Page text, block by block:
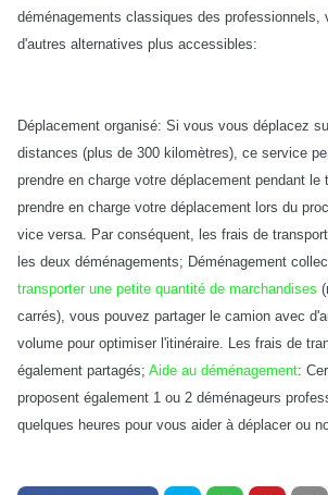
déménagements classiques des professionnels,
d'autres alternatives plus accessibles:
Déplacement organisé: Si vous vous déplacez
distances (plus de 300 kilomètres), ce service
prendre en charge votre déplacement pendant le
prendre en charge votre déplacement lors du
vice versa. Par conséquent, les frais de
les deux déménagements; Déménagement
transporter une petite quantité de marchandises
carrés), vous pouvez partager le camion avec
volume pour optimiser l'itinéraire. Les frais de
également partagés; Aide au déménagement:
proposent également 1 ou 2 déménageurs
quelques heures pour vous aider à déplacer ou